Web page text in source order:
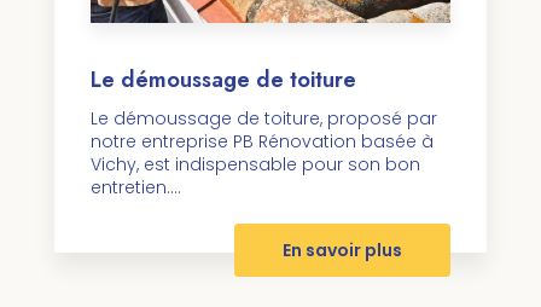
Le démoussage de toiture
Le démoussage de toiture, proposé par
notre entreprise PB Rénovation basée à
Vichy, est indispensable pour son bon
entretien....
En savoir plus